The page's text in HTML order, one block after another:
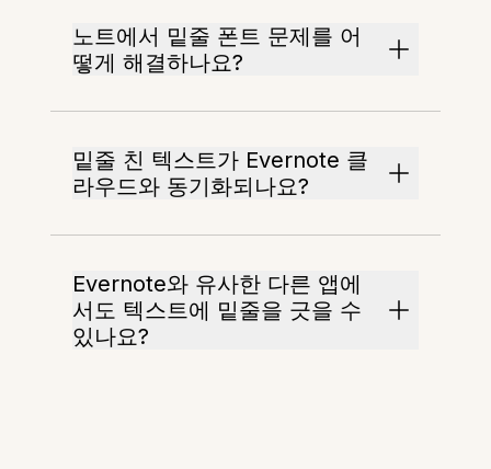
노트에서 밑줄 폰트 문제를 어
떻게 해결하나요?
밑줄 친 텍스트가 Evernote 클
라우드와 동기화되나요?
Evernote와 유사한 다른 앱에
서도 텍스트에 밑줄을 긋을 수
있나요?